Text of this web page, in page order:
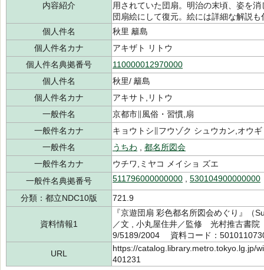
内容紹介
用されていた団扇。明治の末頃、姿を
団扇絵にして復元。絵には詳細な解説も
個人件名
秋里 籬島
個人件名カナ
アキザト リトウ
個人件名典拠番号
110000012970000
個人件名
秋里/ 籬島
個人件名カナ
アキサト,リトウ
一般件名
京都市∥風俗・習慣,扇
一般件名カナ
キョウトシ∥フウゾク シュウカン,オウギ
一般件名
うちわ
都名所図会
一般件名カナ
ウチワ,ミヤコ メイショ ズエ
一般件名典拠番号
511796000000000 530104900000000
分類：都立NDC10版 721.9
資料情報1
『京遊団扇 彩色都名所図会めぐり』
／文 , 小丸屋住井／監修 光村推古書
9/5189/2004 資料コード：
URL
https://catalog.library.metro.tokyo.lg.jp/
401231